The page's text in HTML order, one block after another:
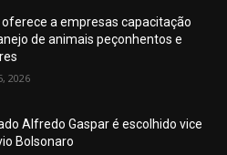
oferece a empresas capacitação
de animais peçonhentos e
2026
Alfredo Gaspar é escolhido vice
Bolsonaro